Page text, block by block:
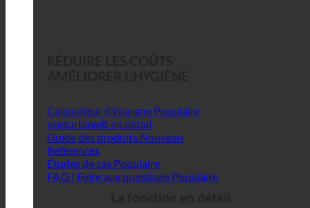
Calculateur d'épargne
ecoturbino® en détail
Guide des produits
Références
Études de cas
FAQ | Foire aux questions